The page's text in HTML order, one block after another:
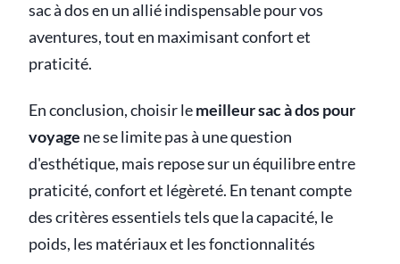
sac à dos en un allié indispensable pour vos
aventures, tout en maximisant confort et
praticité.
En conclusion, choisir lemeilleur sac à dos pour
voyage ne se limite pas à une question
d'esthétique, mais repose sur un équilibre entre
praticité, confort et légèreté. En tenant compte
des critères essentiels tels que la capacité, le
poids, les matériaux et les fonctionnalités